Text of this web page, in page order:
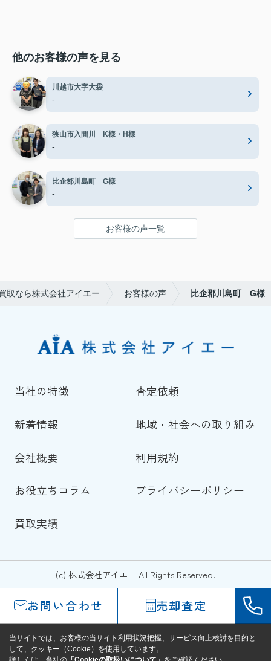
他のお客様の声を見る
川越市大字大袋
-
狭山市入間川 K様・H様
-
比企郡川島町 G様
-
お客様の声一覧
取なら株式会社アイエー お客様の声 比企郡川島町 G様
当社の特徴 査定依頼
新着情報 地域・社会への取り組み
会社概要 利用規約
お役立ちコラム プライバシーポリシー
買取実績
(c) 株式会社アイエー All Rights Reserved.
お問い合わせ 売却査定
当サイトでは、お客様の当サイト利用状況把握、サービス向上検討を目的と
して、クッキー（Cookie）を使用しています。